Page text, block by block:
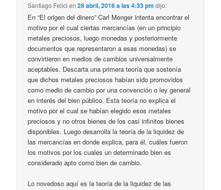
Santiago Felici en28 abril, 2016 a las 4:33 pm dijo:
En “El origen del dinero” Carl Menger intenta encontrar el
motivo por el cual ciertas mercancías (en un principio
metales preciosos, luego monedas y posteriormente
documentos que representaron a esas monedas) se
convirtieron en medios de cambios universalmente
aceptables. Descarta una primera teoría que sostenía
que dichos metales preciosos habían sido promovidos
como medio de cambio por una convención o ley general
en interés del bien público. Esta teoría no explica el
motivo por el cual se habían elegido esos metales
preciosos y no otros bienes de los casi infinitos bienes
disponibles. Luego desarrolla la teoría de la liquidez de
las mercancías en donde explica, para él, cuáles fueron
los motivos por los cuales un determinado bien es
considerado apto como bien de cambio.
Lo novedoso aquí es la teoría de la liquidez de las